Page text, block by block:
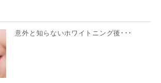
意外と知らないホワイトニング後･･･